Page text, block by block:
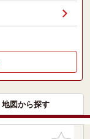
地図から探す
お気に入